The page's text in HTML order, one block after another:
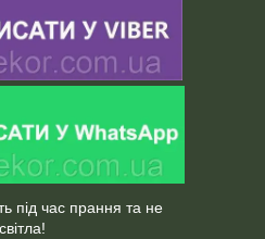
під час прання та не